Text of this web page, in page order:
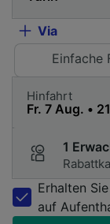
Via
Einfache
Hinfahrt
1
Erhalten
auf